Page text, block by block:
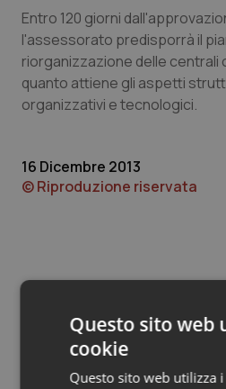
Veneto
Oncoematologia
Oncologia & Nutrizione
Quotidiano Cardiologia
Quotidiano Pediatria
Rene & patologie
Entro 120 giorni
l'assessorato predisporrà il
riorganizzazione delle centrali
quanto attiene gli aspetti
organizzativi e tecnologici.
16 Dicembre 2013
© Riproduzione riservata
Potrebbe
Regioni e Asl
Questo sito web
cookie
Questo sito web utilizza